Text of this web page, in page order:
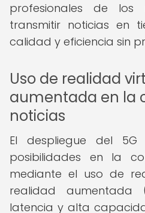
profesionales de los
transmitir noticias en
calidad y eficiencia sin
Uso de realidad
aumentada en la
noticias
El despliegue del
posibilidades en la
mediante el uso de
realidad
latencia y alta